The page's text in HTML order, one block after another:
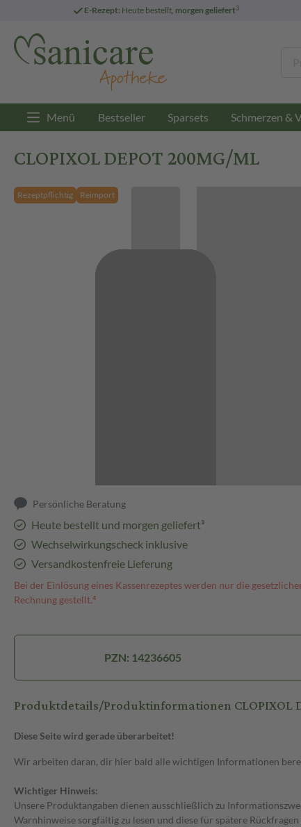
E-Rezept: Heute bestellt, morgen geliefert3
Menü Bestseller Sparsets Schmerzen &
CLOPIXOL DEPOT 200MG/ML
Rezeptpflichtig Reimport
Persönliche Beratung
Heute bestellt und morgen geliefert³
Wechselwirkungscheck inklusive
Versandkostenfreie Lieferung
Bei der Einlösung eines Kassenrezeptes werden nur die
Rechnung gestellt.⁴
PZN: 14236605
Produktdetails/Produktinformationen CLOPIXOL
Diese Seite wird gerade überarbeitet!
Wir arbeiten daran, dir hier bald alle wichtigen Informationen
Wichtiger Hinweis:
Unsere Produktangaben dienen ausschließlich zu
Warnhinweise sorgfältig zu lesen und diese für spätere